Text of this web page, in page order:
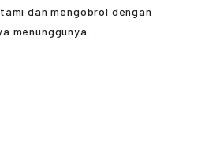
dan mengobrol dengan
menunggunya.